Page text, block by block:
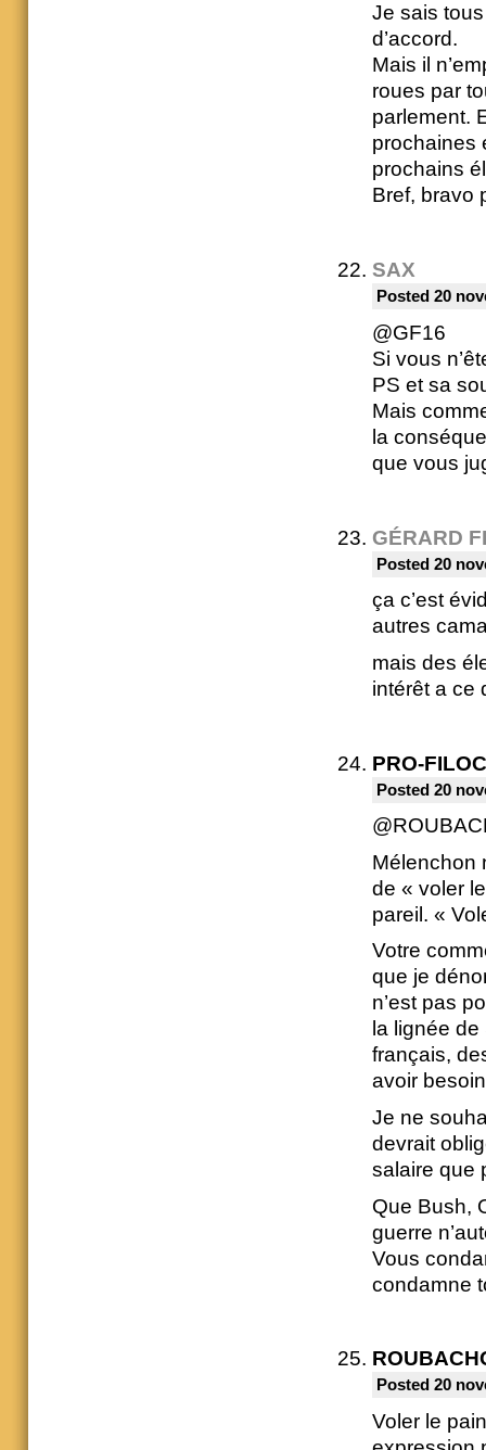
Je sais
d’accord.
Mais il
roues par
parlement.
prochaines
prochains
Bref, bravo
SAX
Posted 20
@GF16
Si vous
PS et sa
Mais
la
que vous
GÉRARD
Posted 20
ça c’est
autres
mais des
intérêt a ce
PRO-
Posted 20
Mélenchon
de « voler
pareil. «
Votre
que je
n’est pas
la lignée
français,
avoir
Je ne
devrait
salaire que
Que Bush,
guerre
Vous
condamne
Posted 20
Voler le